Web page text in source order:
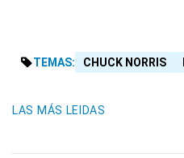
TEMAS: CHUCK NORRIS
LAS MÁS LEIDAS